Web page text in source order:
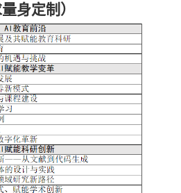
身定制）